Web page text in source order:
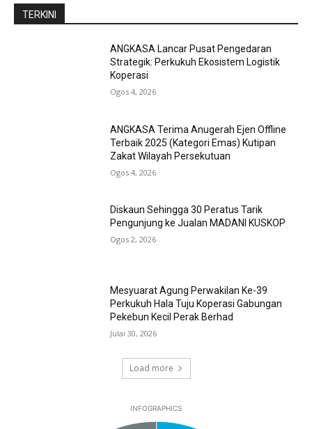
TERKINI
ANGKASA Lancar Pusat Pengedaran
Strategik: Perkukuh Ekosistem Logistik
Koperasi
Ogos 4, 2026
ANGKASA Terima Anugerah Ejen Offline
Terbaik 2025 (Kategori Emas) Kutipan
Zakat Wilayah Persekutuan
Ogos 4, 2026
Diskaun Sehingga 30 Peratus Tarik
Pengunjung ke Jualan MADANI KUSKOP
Ogos 2, 2026
Mesyuarat Agung Perwakilan Ke-39
Perkukuh Hala Tuju Koperasi Gabungan
Pekebun Kecil Perak Berhad
Julai 30, 2026
Load more
INFOGRAPHICS